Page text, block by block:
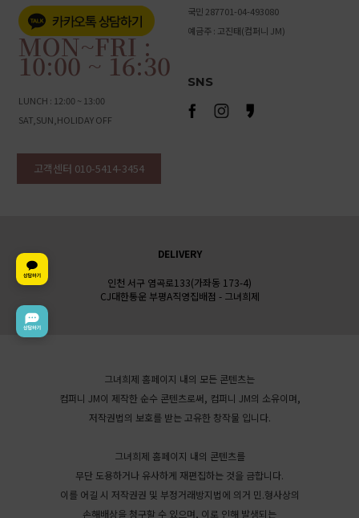
MON~FRI :
10:00 ~ 16:30
LUNCH : 12:00 ~ 13:00
SAT,SUN,HOLIDAY OFF
고객센터 010-5414-3454
국민 287701-04-493080
예금주 : 고진태(컴퍼니 JM)
SNS
DELIVERY
인천 서구 염곡로133(가좌동 173-4)
CJ대한통운 부평A직영집배점 - 그녀희제
그녀희제 홈페이지 내의 모든 콘텐츠는
컴퍼니 JM이 제작한 순수 콘텐츠로써, 컴퍼니 JM의 소유이며,
저작권법의 보호를 받는 고유한 창작물 입니다.
그녀희제 홈페이지 내의 콘텐츠를
무단 도용하거나 유사하게 재편집하는 것을 금합니다.
이를 어길 시 저작권권 및 부정거래방지법에 의거 민.형사상의
손해배상을 청구할 수 있으며, 이로 인해 발생되는